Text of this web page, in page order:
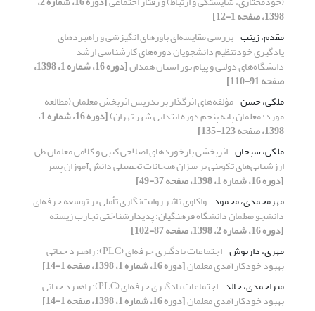
1398، صفحه 1-12]
مقدم، زینب بررسی مقایسه‌ای باورهای انگیزشی و راهبردهای
یادگیری خودتنظیم دانشجویان دوره‌های کارشناسی ارشد
دانشگاه‌های دولتی و پیام نور استان همدان [دوره 16، شماره 1، 1398،
صفحه 91-110]
ملکی، حسن مؤلفه‌های اثرگذار بر تدریس اثربخش معلمان (مطالعه
مورد: معلمان پایه پنجم دوره ابتدایی شهر تهران) [دوره 16، شماره 1،
1398، صفحه 123-135]
ملکی، سبحان اثربخشی بازخوردهای اصلاحی کتبی و کلامی معلمان طی
ارزشیابی‌های تکوینی بر میزان هیجانات تحصیلی دانش‌آموزان پسر
[دوره 16، شماره 1، 1398، صفحه 37-49]
مهرمحمدی، محمود واکاوی تاثیر روایت‌نگاری تأملی بر توسعه حرفه‌ای
دانشجو معلمان دانشگاه فرهنگیان؛ پدیدارشناختی تجارب زیسته
[دوره 16، شماره 2، 1398، صفحه 87-102]
مهری، داریوش
اجتماعات یادگیری حرفه‌ای (PLC): راهبرد حیاتی
بهبود خودکارآمدی معلمان[دوره 16، شماره 1، 1398، صفحه 1-14]
میراحمدی، خالد
اجتماعات یادگیری حرفه‌ای (PLC): راهبرد حیاتی
بهبود خودکارآمدی معلمان[دوره 16، شماره 1، 1398، صفحه 1-14]